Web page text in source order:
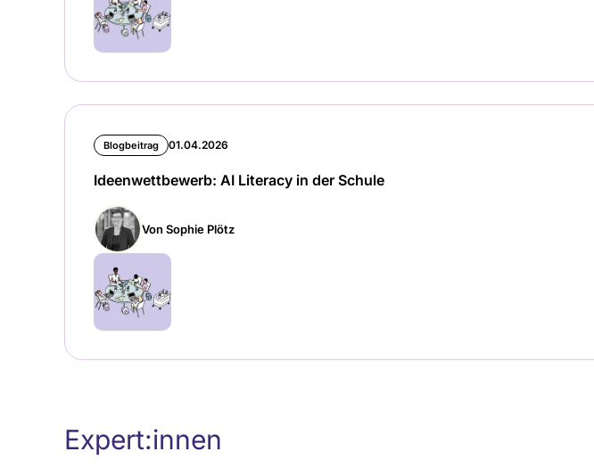
Blogbeitrag 01.04.2026
Ideenwettbewerb: AI Literacy in der Schule
Von Sophie Plötz
Expert:innen